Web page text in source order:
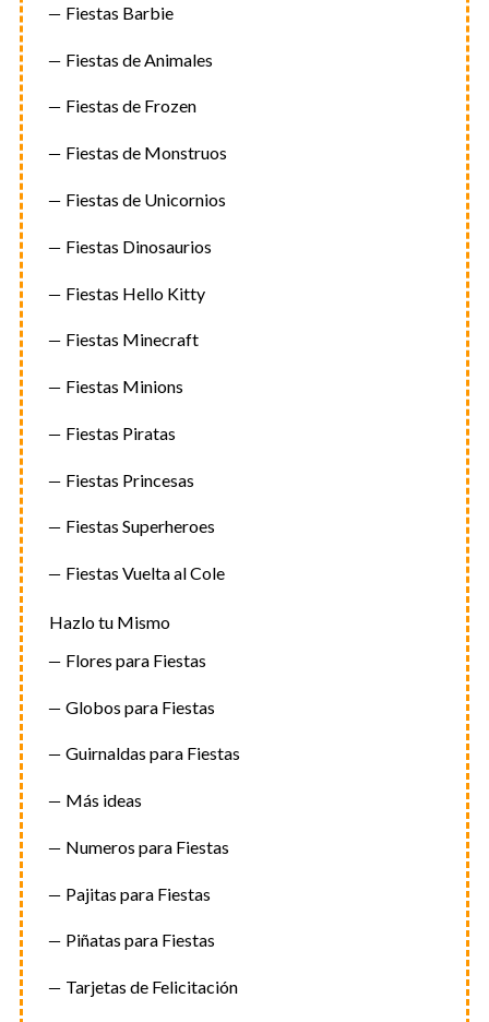
Fiestas Barbie
Fiestas de Animales
Fiestas de Frozen
Fiestas de Monstruos
Fiestas de Unicornios
Fiestas Dinosaurios
Fiestas Hello Kitty
Fiestas Minecraft
Fiestas Minions
Fiestas Piratas
Fiestas Princesas
Fiestas Superheroes
Fiestas Vuelta al Cole
Hazlo tu Mismo
Flores para Fiestas
Globos para Fiestas
Guirnaldas para Fiestas
Más ideas
Numeros para Fiestas
Pajitas para Fiestas
Piñatas para Fiestas
Tarjetas de Felicitación